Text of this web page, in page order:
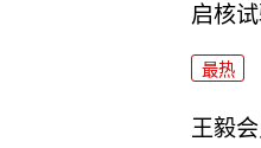
启核
最热
王毅